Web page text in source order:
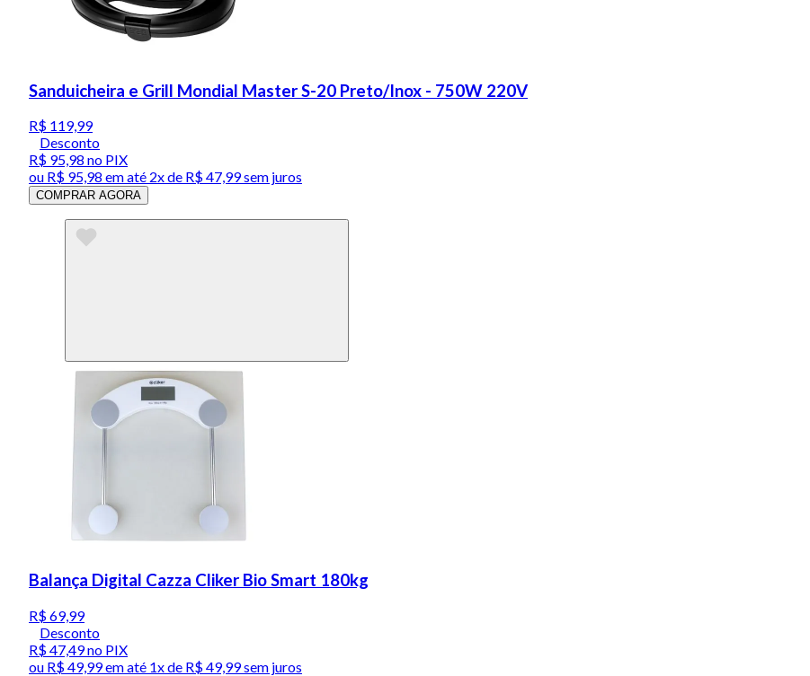
Sanduicheira e Grill Mondial Master S-20 Preto/Inox - 750W 220V
R$ 119,99
Desconto
R$ 95,98 no PIX
ou R$ 95,98 em até 2x de R$ 47,99 sem juros
COMPRAR AGORA
Balança Digital Cazza Cliker Bio Smart 180kg
R$ 69,99
Desconto
R$ 47,49no PIX
ou R$ 49,99em até 1x de R$ 49,99sem juros